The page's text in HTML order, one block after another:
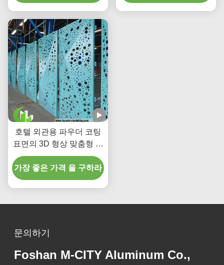
패널
호텔 외관용 파우더 코팅
표면의 3D 형상 맞춤형 천
공 알루미늄 패널
가장 좋은 가격 을 구하라
문의하기
Foshan M-CITY Aluminum Co.,